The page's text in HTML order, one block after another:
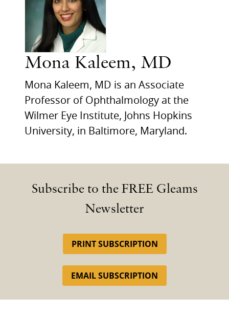
Mona Kaleem, MD
Mona Kaleem, MD is an Associate
Professor of Ophthalmology at the
Wilmer Eye Institute, Johns Hopkins
University, in Baltimore, Maryland.
Subscribe to the FREE Gleams
Newsletter
PRINT SUBSCRIPTION
EMAIL SUBSCRIPTION